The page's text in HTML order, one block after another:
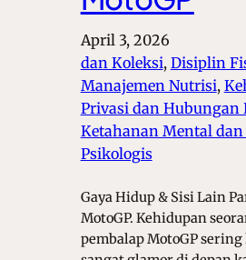
April 3, 2026
dan Koleksi, Disiplin
Manajemen Nutrisi,
Privasi dan Hubungan
Ketahanan Mental dan
Psikologis
Gaya Hidup & Sisi Lain
MotoGP. Kehidupan
pembalap MotoGP